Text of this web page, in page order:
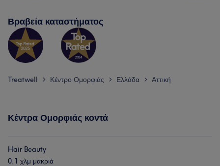
Βραβεία καταστήματος
Treatwell > Κέντρο Ομορφιάς > Ελλάδα > Αττική
Κέντρα Ομορφιάς κοντά
Hair Beauty
0,1 χλμ μακριά